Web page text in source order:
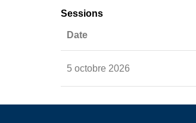
Sessions
Date
5 octobre 2026